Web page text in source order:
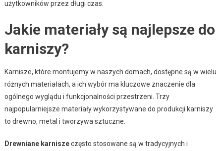
użytkowników przez długi czas.
Jakie materiały są najlepsze do
karniszy?
Karnisze, które montujemy w naszych domach, dostępne są w wielu
różnych materiałach, a ich wybór ma kluczowe znaczenie dla
ogólnego wyglądu i funkcjonalności przestrzeni. Trzy
najpopularniejsze materiały wykorzystywane do produkcji karniszy
to drewno, metal i tworzywa sztuczne.
Drewniane karniszeczęsto stosowane są w tradycyjnych i